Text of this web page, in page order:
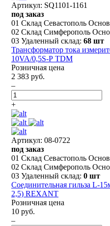
Артикул: SQ1101-1161
под заказ
01 Склад Севастополь
02 Склад Симферополь
03 Удаленный склад: 68 шт
Трансформатор тока
10VA/0,5S-Р TDM
Розничная цена
2 383 руб.
–
+
Артикул: 08-0722
под заказ
01 Склад Севастополь
02 Склад Симферополь
03 Удаленный склад: 0 шт
Соединительная гильза L-
2,5) REXANT
Розничная цена
10 руб.
–